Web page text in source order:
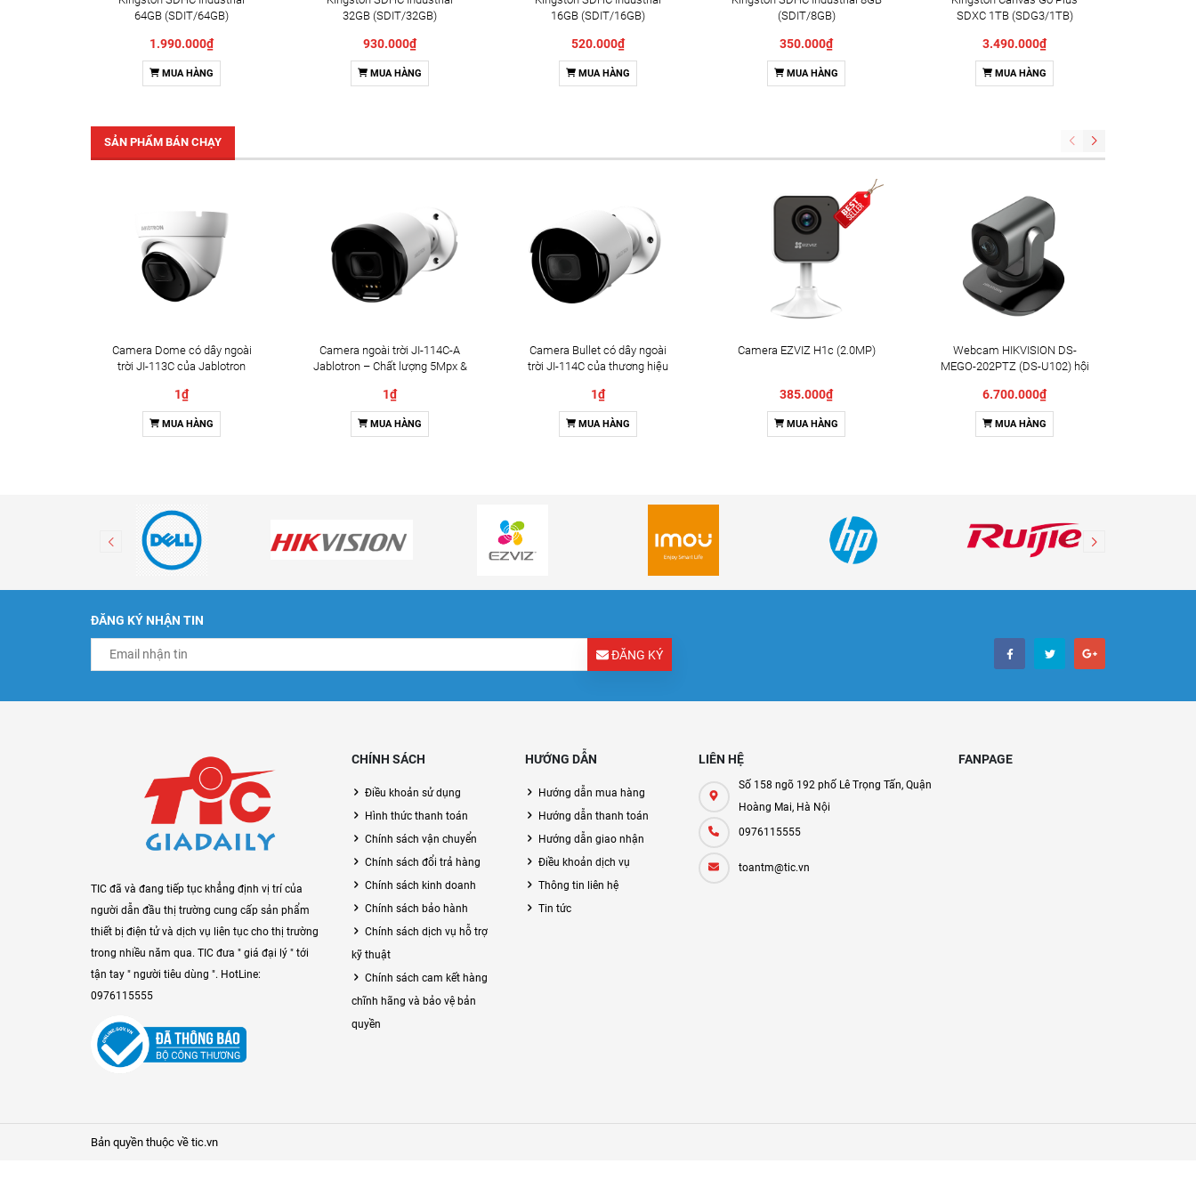
64GB (SDIT/64GB)
1.990.000₫
MUA HÀNG
32GB (SDIT/32GB)
930.000₫
MUA HÀNG
16GB (SDIT/16GB)
520.000₫
MUA HÀNG
(SDIT/8GB)
350.000₫
MUA HÀNG
SDXC 1TB (SDG3/1TB)
3.490.000₫
MUA HÀNG
SẢN PHẨM BÁN CHẠY
Camera Dome có dây ngoài
trời JI-113C của Jablotron
1₫
MUA HÀNG
Camera ngoài trời JI-114C-A
Jablotron – Chất lượng 5Mpx &
1₫
MUA HÀNG
Camera Bullet có dây ngoài
trời JI-114C của thương hiệu
1₫
MUA HÀNG
Camera EZVIZ H1c (2.0MP)
385.000₫
MUA HÀNG
Webcam HIKVISION DS-
MEGO-202PTZ (DS-U102) hội
6.700.000₫
MUA HÀNG
ĐĂNG KÝ NHẬN TIN
ĐĂNG KÝ
TIC đã và đang tiếp tục khẳng định vị trí của
người dẫn đầu thị trường cung cấp sản phẩm
thiết bị điện tử và dịch vụ liên tục cho thị trường
trong nhiều năm qua. TIC đưa " giá đại lý " tới
tận tay " người tiêu dùng ". HotLine:
0976115555
CHÍNH SÁCH
Điều khoản sử dụng
Hình thức thanh toán
Chính sách vận chuyển
Chính sách đổi trả hàng
Chính sách kinh doanh
Chính sách bảo hành
Chính sách dịch vụ hỗ trợ
kỹ thuật
Chính sách cam kết hàng
chĩnh hãng và bảo vệ bản
quyền
HƯỚNG DẪN
Hướng dẫn mua hàng
Hướng dẫn thanh toán
Hướng dẫn giao nhận
Điều khoản dịch vụ
Thông tin liên hệ
Tin tức
LIÊN HỆ
Số 158 ngõ 192 phố Lê Trọng Tấn, Quận
Hoàng Mai, Hà Nội
0976115555
toantm@tic.vn
FANPAGE
Bản quyền thuộc về tic.vn